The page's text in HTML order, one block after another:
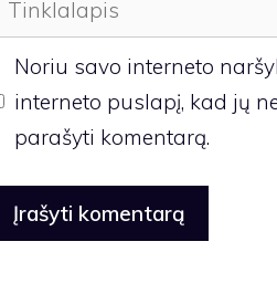
Noriu savo interneto
interneto puslapį, kad jų
parašyti komentarą.